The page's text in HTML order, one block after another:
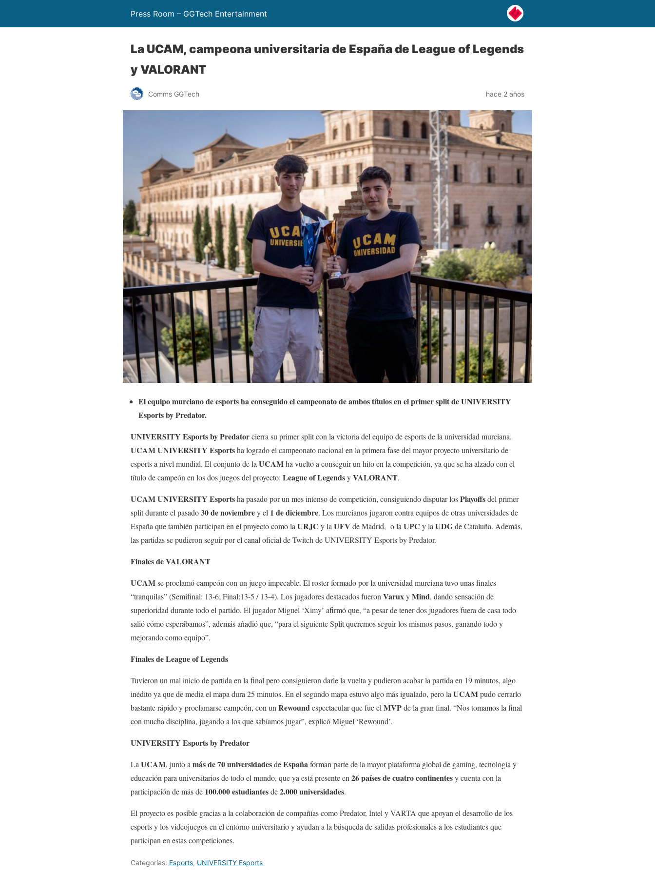
Press Room – GGTech Entertainment
La UCAM, campeona universitaria de España de League of Legends
y VALORANT
Comms GGTech hace 2 años
El equipo murciano de esports ha conseguido el campeonato de ambos títulos en el primer split de UNIVERSITY
Esports by Predator.
UNIVERSITY Esports by Predatorcierra su primer split con la victoria del equipo de esports de la universidad murciana.
UCAM UNIVERSITY Esportsha logrado el campeonato nacional en la primera fase del mayor proyecto universitario de
esports a nivel mundial. El conjunto de laUCAMha vuelto a conseguir un hito en la competición, ya que se ha alzado con el
título de campeón en los dos juegos del proyecto: League of LegendsyVALORANT.
UCAM UNIVERSITY Esportsha pasado por un mes intenso de competición, consiguiendo disputar losPlayoffsdel primer
split durante el pasado30 de noviembrey el 1 de diciembre. Los murcianos jugaron contra equipos de otras universidades de
España que también participan en el proyecto como laURJC y laUFV de Madrid, o laUPC y laUDGde Cataluña. Además,
las partidas se pudieron seguir por el canal oficial de Twitch de UNIVERSITY Esports by Predator.
Finales de VALORANT
UCAMse proclamó campeón con un juego impecable. El roster formado por la universidad murciana tuvo unas finales
“tranquilas” (Semifinal: 13-6; Final:13-5 / 13-4). Los jugadores destacados fueronVaruxyMind, dando sensación de
superioridad durante todo el partido. El jugador Miguel ‘Ximy’ afirmó que, “a pesar de tener dos jugadores fuera de casa todo
salió cómo esperábamos”, además añadió que, “para el siguiente Split queremos seguir los mismos pasos, ganando todo y
mejorando como equipo”.
Finales de League of Legends
Tuvieron un mal inicio de partida en la final pero consiguieron darle la vuelta y pudieron acabar la partida en 19 minutos, algo
inédito ya que de media el mapa dura 25 minutos. En el segundo mapa estuvo algo más igualado, pero laUCAMpudo cerrarlo
bastante rápido y proclamarse campeón, con unRewoundespectacular que fue elMVPde la gran final. “Nos tomamos la final
con mucha disciplina, jugando a los que sabíamos jugar”, explicó Miguel ‘Rewound’.
UNIVERSITY Esports by Predator
LaUCAM, junto amás de 70 universidadesdeEspañaforman parte de la mayor plataforma global de gaming, tecnología y
educación para universitarios de todo el mundo, que ya está presente en26 países de cuatro continentesy cuenta con la
participación de más de 100.000 estudiantesde2.000 universidades.
El proyecto es posible gracias a la colaboración de compañías como Predator, Intel y VARTA que apoyan el desarrollo de los
esports y los videojuegos en el entorno universitario y ayudan a la búsqueda de salidas profesionales a los estudiantes que
participan en estas competiciones.
Categorías: Esports, UNIVERSITY Esports